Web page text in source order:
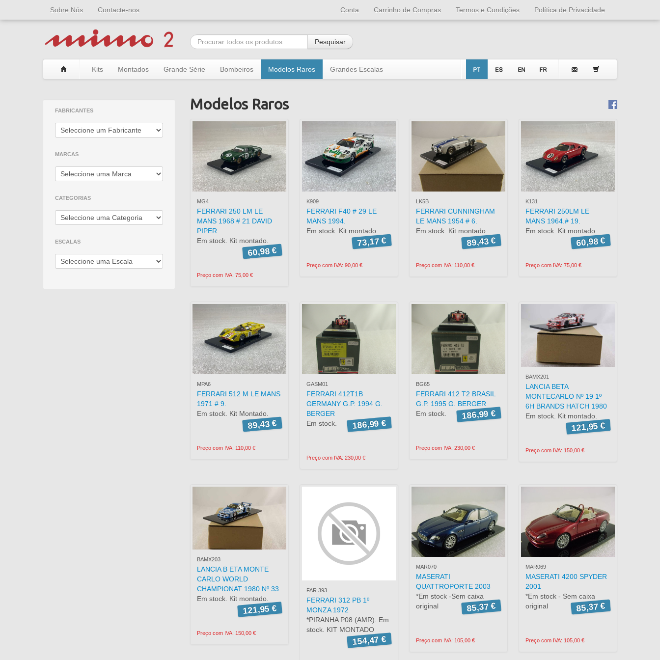
Sobre Nós Contacte-nos Conta Carrinho de Compras Termos e Condições Política de Privacidade
Pesquisar
Kits Montados Grande Série Bombeiros Modelos Raros Grandes Escalas
FABRICANTES
MARCAS
CATEGORIAS
ESCALAS
Modelos Raros
MG4
FERRARI 250 LM LE
MANS 1968 # 21 DAVID
PIPER.
Em stock. Kit montado.
60,98 €
Preço com IVA: 75,00 €
K909
FERRARI F40 # 29 LE
MANS 1994.
Em stock. Kit montado.
73,17 €
Preço com IVA: 90,00 €
LK5B
FERRARI CUNNINGHAM
LE MANS 1954 # 6.
Em stock. Kit montado.
89,43 €
Preço com IVA: 110,00 €
K131
FERRARI 250LM LE
MANS 1964.# 19.
Em stock. Kit montado.
60,98 €
Preço com IVA: 75,00 €
MPA6
FERRARI 512 M LE MANS
1971 # 9.
Em stock. Kit Montado.
89,43 €
Preço com IVA: 110,00 €
GASM01
FERRARI 412T1B
GERMANY G.P. 1994 G.
BERGER
Em stock.
186,99 €
Preço com IVA: 230,00 €
BG65
FERRARI 412 T2 BRASIL
G.P. 1995 G. BERGER
Em stock.
186,99 €
Preço com IVA: 230,00 €
BAMX201
LANCIA BETA
MONTECARLO Nº 19 1º
6H BRANDS HATCH 1980
Em stock. Kit montado.
121,95 €
Preço com IVA: 150,00 €
BAMX203
LANCIA B ETA MONTE
CARLO WORLD
CHAMPIONAT 1980 Nº 33
Em stock. Kit montado.
121,95 €
Preço com IVA: 150,00 €
FAR 393
FERRARI 312 PB 1º
MONZA 1972
*PIRANHA P08 (AMR). Em
stock. KIT MONTADO
154,47 €
MAR070
MASERATI
QUATTROPORTE 2003
*Em stock -Sem caixa
original
85,37 €
Preço com IVA: 105,00 €
MAR069
MASERATI 4200 SPYDER
2001
*Em stock - Sem caixa
original
85,37 €
Preço com IVA: 105,00 €